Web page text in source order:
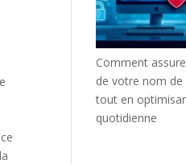
Comment
de votre nom de
tout en
quotidienne